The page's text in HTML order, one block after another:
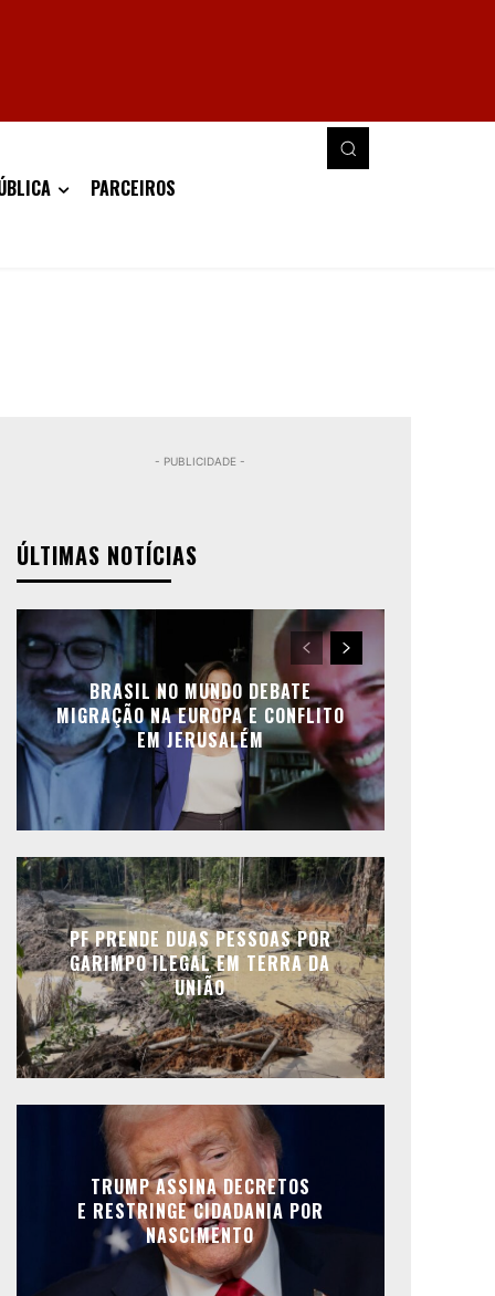
PARCEIROS
- PUBLICIDADE -
ÚLTIMAS NOTÍCIAS
BRASIL NO MUNDO DEBATE
MIGRAÇÃO NA EUROPA E CONFLITO
EM JERUSALÉM
PF PRENDE DUAS PESSOAS POR
GARIMPO ILEGAL EM TERRA DA
UNIÃO
TRUMP ASSINA DECRETOS
E RESTRINGE CIDADANIA POR
NASCIMENTO